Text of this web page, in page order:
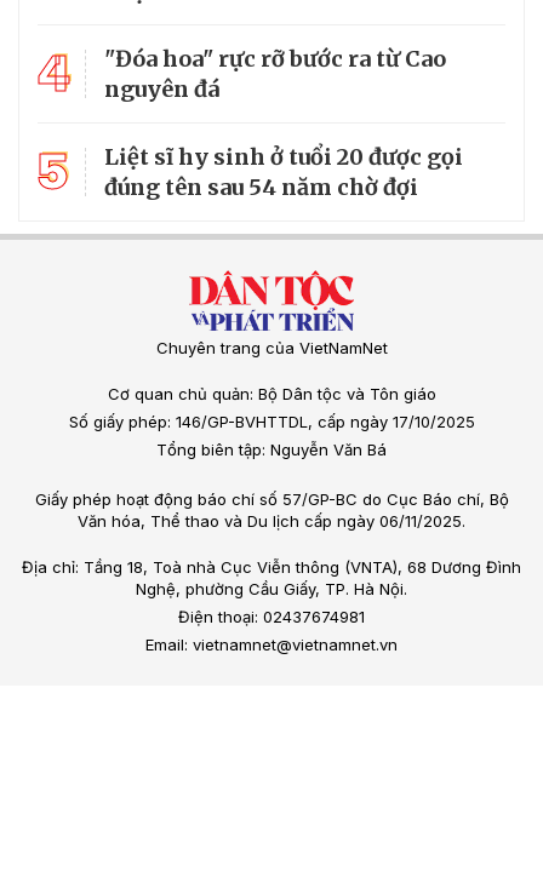
4
"Đóa hoa" rực rỡ bước ra từ Cao
nguyên đá
5
Liệt sĩ hy sinh ở tuổi 20 được gọi
đúng tên sau 54 năm chờ đợi
Chuyên trang của VietNamNet
Cơ quan chủ quản: Bộ Dân tộc và Tôn giáo
Số giấy phép: 146/GP-BVHTTDL, cấp ngày 17/10/2025
Tổng biên tập: Nguyễn Văn Bá
Giấy phép hoạt động báo chí số 57/GP-BC do Cục Báo chí, Bộ
Văn hóa, Thể thao và Du lịch cấp ngày 06/11/2025.
Địa chỉ: Tầng 18, Toà nhà Cục Viễn thông (VNTA), 68 Dương Đình
Nghệ, phường Cầu Giấy, TP. Hà Nội.
Điện thoại: 02437674981
Email: vietnamnet@vietnamnet.vn